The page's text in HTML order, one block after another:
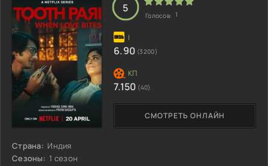
Страна: Индия
Сезоны: 1 сезон
СМОТРЕТЬ ОНЛАЙН
5
Голосов: 1
6.90 (3200)
7.150 (40)